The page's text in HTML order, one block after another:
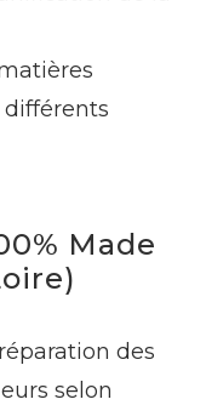
Made
des
selon